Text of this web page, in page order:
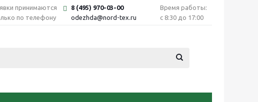
Время работы:
с 8:30 до 17:00
8 (495) 970-03-00
odezhda@nord-tex.ru
принимаются
по телефону